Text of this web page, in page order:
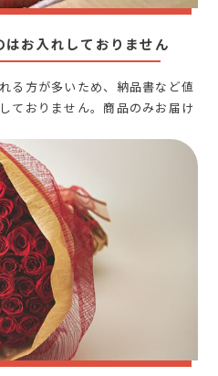
お入れしておりません
る方が多いため、納品書など値
ておりません。商品のみお届け